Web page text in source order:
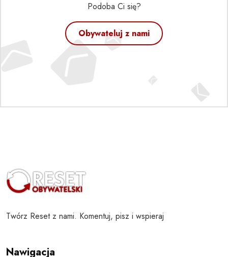
Podoba Ci się?
Obywateluj z nami
Twórz Reset z nami. Komentuj, pisz i wspieraj
Nawigacja